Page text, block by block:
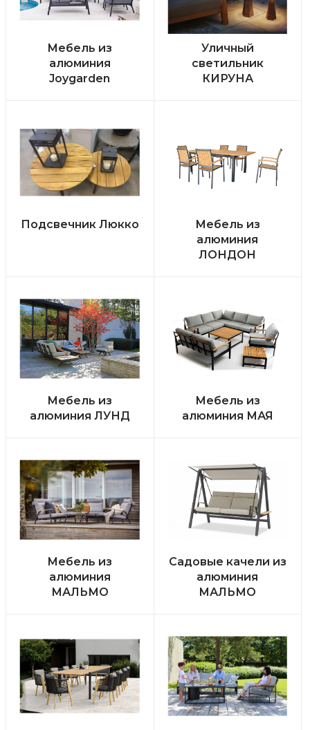
Мебель из
алюминия
Joygarden
Уличный
светильник
КИРУНА
Подсвечник Люкко
Мебель из
алюминия
ЛОНДОН
Мебель из
алюминия ЛУНД
Мебель из
алюминия МАЯ
Мебель из
алюминия
МАЛЬМО
Садовые качели из
алюминия
МАЛЬМО